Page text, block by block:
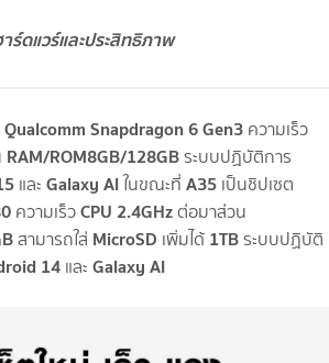
ร์ดแวร์และประสิทธิภาพ
Qualcomm Snapdragon 6 Gen3 ความเร็ว
RAM/ROM8GB/128GBระบบปฏิบัติการ
และ Galaxy AIในขณะที่ A35 เป็นชิปเซต
ความเร็วCPU 2.4GHzต่อมาส่วน
สามารถใส่ MicroSD เพิ่มได้ 1TBระบบปฏิบัติ
14 และ Galaxy AI